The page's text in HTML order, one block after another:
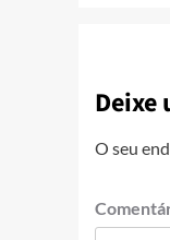
Deixe
O seu